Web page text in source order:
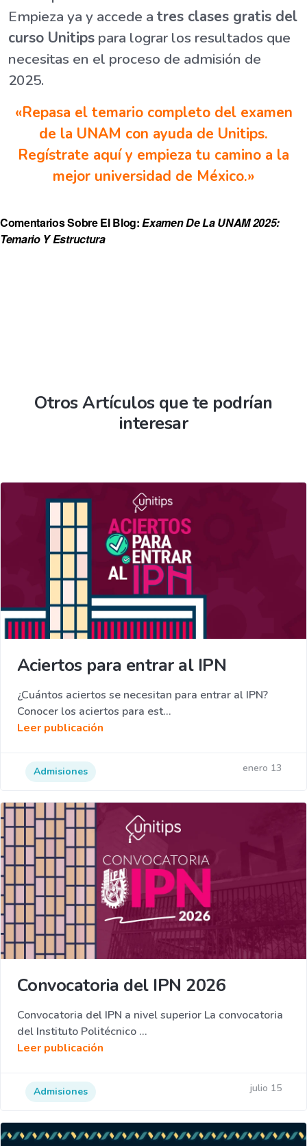
Empieza ya y accede a tres clases gratis del
curso Unitips para lograr los resultados que
necesitas en el proceso de admisión de
2025.
«Repasa el temario completo del examen
de la UNAM con ayuda de Unitips.
Regístrate aquí y empieza tu camino a la
mejor universidad de México.»
Comentarios Sobre El Blog:Examen De La UNAM 2025:
Temario Y Estructura
Otros Artículos que te podrían
interesar
Aciertos para entrar al IPN
¿Cuántos aciertos se necesitan para entrar al IPN?
Conocer los aciertos para est...
Leer publicación
Admisiones enero 13
Convocatoria del IPN 2026
Convocatoria del IPN a nivel superior La convocatoria
del Instituto Politécnico ...
Leer publicación
Admisiones julio 15